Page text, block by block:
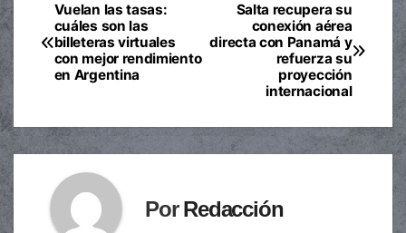
Navegación
de
entradas
Salta recupera su
conexión aérea
directa con Panamá y
refuerza su
proyección
internacional
Vuelan las tasas:
cuáles son las
billeteras virtuales
con mejor rendimiento
en Argentina
PorRedacción